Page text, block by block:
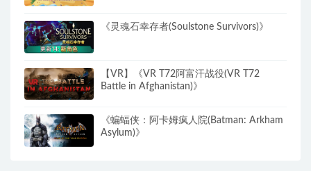
《灵魂石幸存者(Soulstone Survivors)》
【VR】《VR T72阿富汗战役(VR T72
Battle in Afghanistan)》
《蝙蝠侠：阿卡姆疯人院(Batman: Arkham
Asylum)》